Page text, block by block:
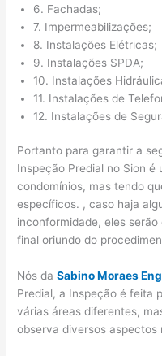
6. Fachadas;
7. Impermeabilizações;
8. Instalações Elétricas;
9. Instalações SPDA;
10. Instalações
11. Instalações de
12. Instalações de
Portanto para garantir a
Inspeção Predial no Sion
condomínios, mas tendo
específicos. , caso haja
inconformidade, eles
final oriundo do
Nós daSabino Moraes
Predial, a Inspeção é feita
várias áreas diferentes,
observa diversos